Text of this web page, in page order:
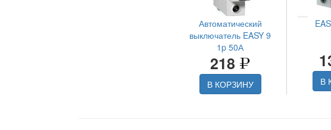
Автоматический
выключатель EASY 9
1p 50А
218
В КОРЗИНУ В